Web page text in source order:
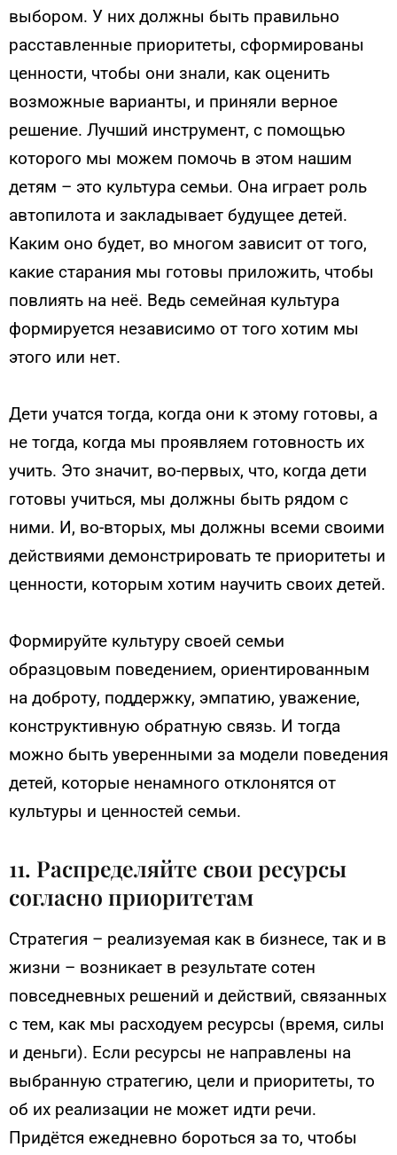
выбором. У них должны быть правильно
расставленные приоритеты, сформированы
ценности, чтобы они знали, как оценить
возможные варианты, и приняли верное
решение. Лучший инструмент, с помощью
которого мы можем помочь в этом нашим
детям – это культура семьи. Она играет роль
автопилота и закладывает будущее детей.
Каким оно будет, во многом зависит от того,
какие старания мы готовы приложить, чтобы
повлиять на неё. Ведь семейная культура
формируется независимо от того хотим мы
этого или нет.
Дети учатся тогда, когда они к этому готовы, а
не тогда, когда мы проявляем готовность их
учить. Это значит, во-первых, что, когда дети
готовы учиться, мы должны быть рядом с
ними. И, во-вторых, мы должны всеми своими
действиями демонстрировать те приоритеты и
ценности, которым хотим научить своих детей.
Формируйте культуру своей семьи
образцовым поведением, ориентированным
на доброту, поддержку, эмпатию, уважение,
конструктивную обратную связь. И тогда
можно быть уверенными за модели поведения
детей, которые ненамного отклонятся от
культуры и ценностей семьи.
11. Распределяйте свои ресурсы
согласно приоритетам
Стратегия – реализуемая как в бизнесе, так и в
жизни – возникает в результате сотен
повседневных решений и действий, связанных
с тем, как мы расходуем ресурсы (время, силы
и деньги). Если ресурсы не направлены на
выбранную стратегию, цели и приоритеты, то
об их реализации не может идти речи.
Придётся ежедневно бороться за то, чтобы